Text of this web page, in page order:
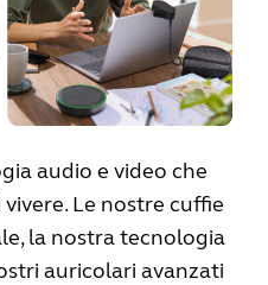
audio e video che
Le nostre cuffie
la nostra tecnologia
auricolari avanzati